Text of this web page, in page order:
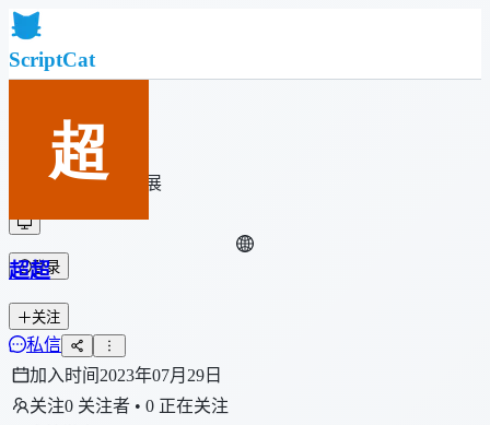
ScriptCat
社区
脚本列表
浏览器扩展
登录
超超
关注
私信
加入时间2023年07月29日
关注0 关注者 • 0 正在关注